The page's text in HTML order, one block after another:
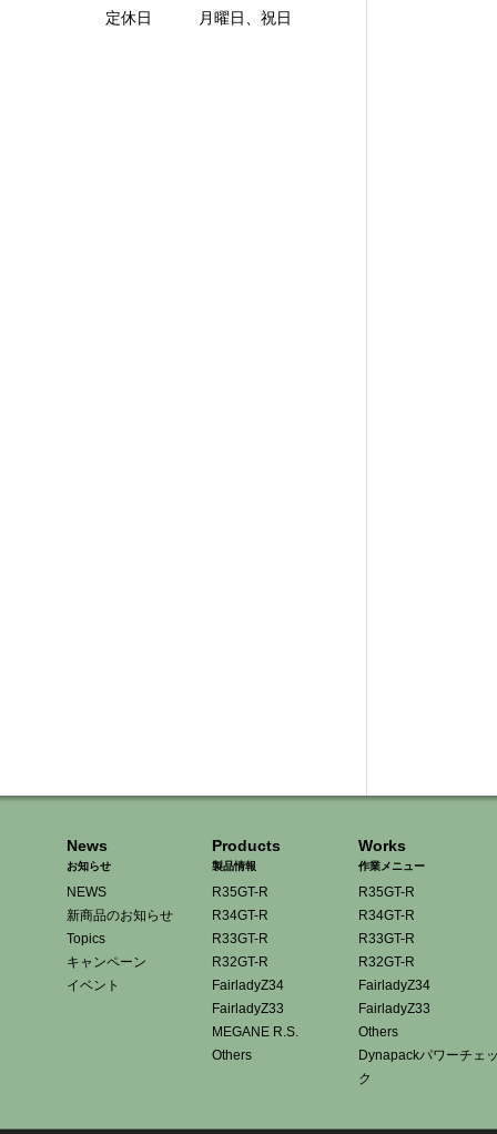
定休日 月曜日、祝日
News
お知らせ
NEWS
新商品のお知らせ
Topics
キャンペーン
イベント
Products
製品情報
R35GT-R
R34GT-R
R33GT-R
R32GT-R
FairladyZ34
FairladyZ33
MEGANE R.S.
Others
Works
作業メニュー
R35GT-R
R34GT-R
R33GT-R
R32GT-R
FairladyZ34
FairladyZ33
Others
Dynapackパワーチェ
ク